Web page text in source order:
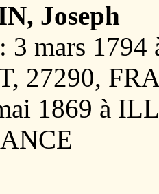
Joseph
: 3 mars
27290,
1869 à